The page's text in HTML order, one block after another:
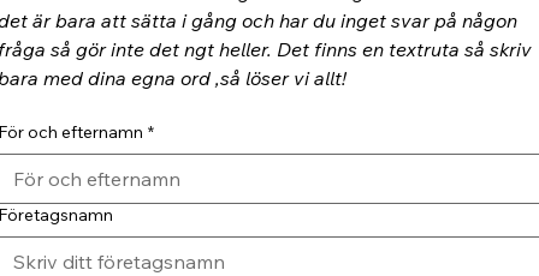
är bara att sätta i gång och har du inget svar på någon
så gör inte det ngt heller. Det finns en textruta så skriv
med dina egna ord ,så löser vi allt!
och efternamn *